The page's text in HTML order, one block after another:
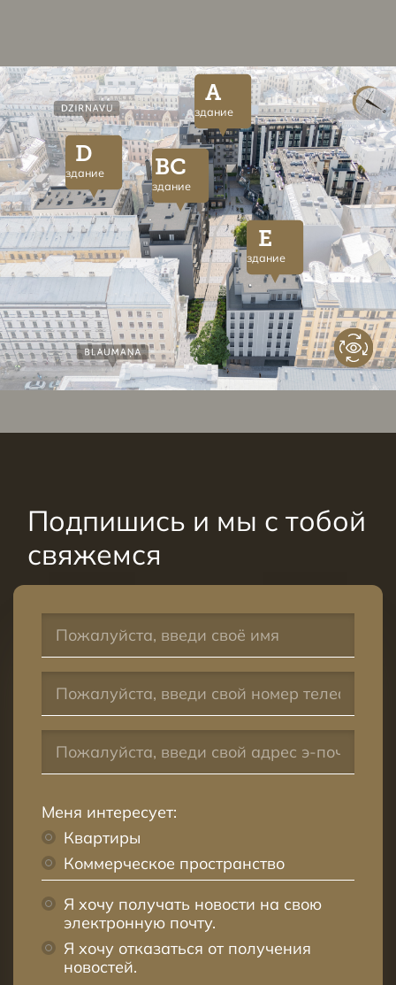
A
здание
BC
здание
D
здание
E
здание
Подпишись и мы с тобой
свяжемся
Меня интересует:
Квартиры
Коммерческое пространство
Я хочу получать новости на свою
электронную почту.
Я хочу отказаться от получения
новостей.